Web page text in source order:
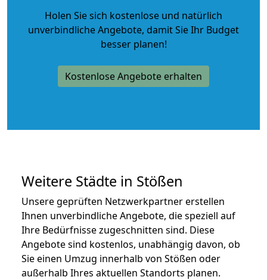
Holen Sie sich kostenlose und natürlich
unverbindliche Angebote, damit Sie Ihr Budget
besser planen!
Kostenlose Angebote erhalten
Weitere Städte in Stößen
Unsere geprüften Netzwerkpartner erstellen
Ihnen unverbindliche Angebote, die speziell auf
Ihre Bedürfnisse zugeschnitten sind. Diese
Angebote sind kostenlos, unabhängig davon, ob
Sie einen Umzug innerhalb von Stößen oder
außerhalb Ihres aktuellen Standorts planen.